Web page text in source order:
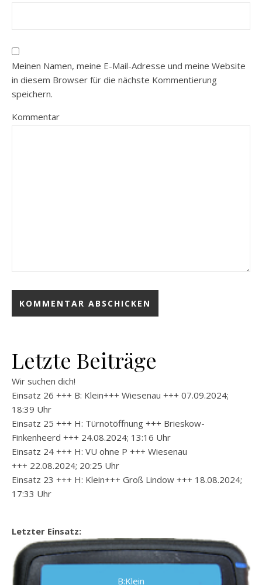
Meinen Namen, meine E-Mail-Adresse und meine Website
in diesem Browser für die nächste Kommentierung
speichern.
Kommentar
Letzte Beiträge
Wir suchen dich!
Einsatz 26 +++ B: Klein+++ Wiesenau +++ 07.09.2024;
18:39 Uhr
Einsatz 25 +++ H: Türnotöffnung +++ Brieskow-
Finkenheerd +++ 24.08.2024; 13:16 Uhr
Einsatz 24 +++ H: VU ohne P +++ Wiesenau
+++ 22.08.2024; 20:25 Uhr
Einsatz 23 +++ H: Klein+++ Groß Lindow +++ 18.08.2024;
17:33 Uhr
Letzter Einsatz:
B:Klein